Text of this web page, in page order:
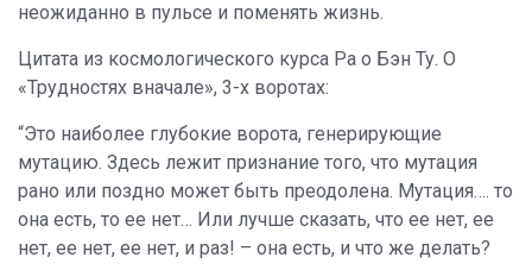
неожиданно в пульсе и поменять жизнь.
Цитата из космологического курса Ра о Бэн Ту. О
«Трудностях вначале», 3-х воротах:
“Это наиболее глубокие ворота, генерирующие
мутацию. Здесь лежит признание того, что мутация
рано или поздно может быть преодолена. Мутация…. то
она есть, то ее нет… Или лучше сказать, что ее нет, ее
нет, ее нет, ее нет, и раз! – она есть, и что же делать?